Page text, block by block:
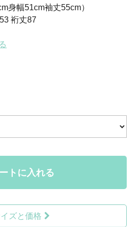
身幅51cm袖丈55cm）
裄丈87
トに入れる
ズと価格